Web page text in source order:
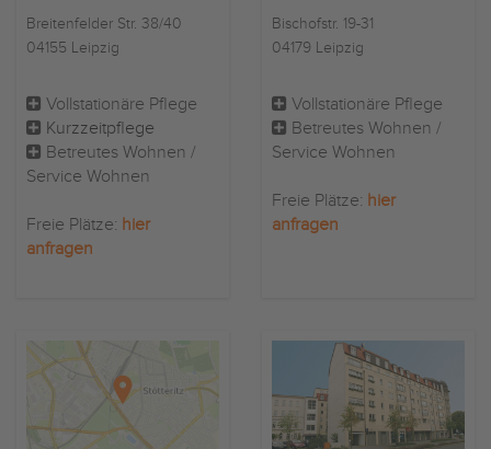
Breitenfelder Str. 38/40
04155 Leipzig
Vollstationäre Pflege
Kurzzeitpflege
Betreutes Wohnen /
Service Wohnen
Freie Plätze: hier
anfragen
Bischofstr. 19-31
04179 Leipzig
Vollstationäre Pflege
Betreutes Wohnen /
Service Wohnen
Freie Plätze: hier
anfragen